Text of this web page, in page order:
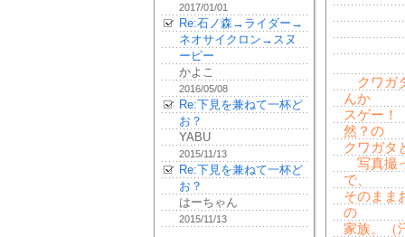
2017/01/01
Re:石ノ森→ライダー→
ネオサイクロン→スヌ
ーピー
かよこ
2016/05/08
Re:下見を兼ねて一杯ど
お？
YABU
2015/11/13
Re:下見を兼ねて一杯ど
お？
はーちゃん
2015/11/13
クワガ
んか
スゲー！
然？の
クワガタ
写真撮
で、
そのまま
の
家族。（